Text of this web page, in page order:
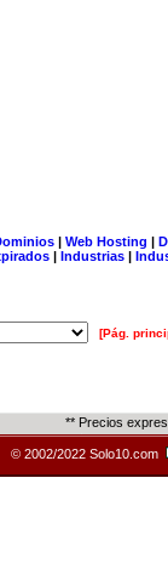
| Web Hosting |
| Industrias |
[Pág.
** Precios
© 2002/2022 Solo10.com